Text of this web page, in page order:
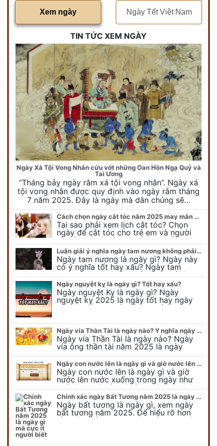
Xem ngày Ngày Tết Việt Nam
TIN TỨC XEM NGÀY
Ngày Xá Tội Vong Nhân cứu vớt những Oan Hồn Ngạ Quỷ và
Tai Ương
“Tháng bảy ngày rằm xá tội vong nhân”. Ngày xá
tội vong nhân được quy định vào ngày rằm tháng
7 năm 2025. Đây là ngày mà dân chúng sẽ…
Cách chọn ngày cắt tóc năm 2025 may mắn cho cả trẻ em và người lớn
Tại sao phải xem lịch cắt tóc? Chọn
ngày để cắt tóc cho trẻ em và người
lớn cần lưu ý điều gì để gặp nhiều may
mắn ? Khi…
Luận giải ý nghĩa ngày tam nương không phải ai cũng biết
Ngày tam nương là ngày gì? Ngày này
có ý nghĩa tốt hay xấu? Ngày tam
nương sát có nguồn gốc như thế nào?
Cần kiêng kỵ điều gì khi…
Ngày nguyệt kỵ là ngày gì? Tốt hay xấu?
Ngày nguyệt Kỵ là ngày gì? Ngày
nguyệt kỵ 2025 là ngày tốt hay ngày
xấu, xem ngay để biết chi tiết ý nghĩa
Ngày vía Thần Tài là ngày nào? Ý nghĩa ngày vía Thần Tài năm 2025
Ngày vía Thần Tài là ngày nào? Ngày
vía ông thần tài năm 2025 là ngày
mùng 10 âm lịch hàng tháng. Tại sao
trong ngày này, tất cả mọi…
Ngày con nước lên là ngày gì và giờ nước lên nước xuống trong ngày?
Ngày con nước lên là ngày gì và giờ
nước lên nước xuống trong ngày như
thế nào? Có điều gì cần chú ý về ngày
con nước lên? Đừng…
Chính xác ngày Bất Tương năm 2025 là ngày gì mà cực ít người biết
Ngày bất tương là ngày gì, xem ngày
bất tương năm 2025. Để hiểu rõ hơn
về ngày bất tương, ngày bất tương là